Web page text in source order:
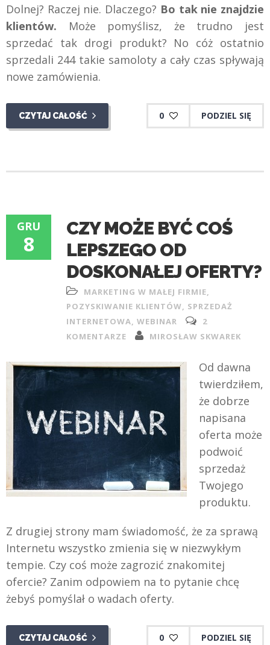
Dolnej? Raczej nie. Dlaczego? Bo tak nie znajdzie
klientów. Może pomyślisz, że trudno jest
sprzedać tak drogi produkt? No cóż ostatnio
sprzedali 244 takie samoloty a cały czas spływają
nowe zamówienia.
CZYTAJ CAŁOŚĆ 0 PODZIEL SIĘ
GRU
8
CZY MOŻE BYĆ COŚ
LEPSZEGO OD
DOSKONAŁEJ OFERTY?
MARKETING W MAŁEJ FIRMIE,
POZYSKIWANIE KLIENTÓW, SPRZEDAŻ
INTERNETOWA, WEBINAR
2
KOMENTARZE
MIROSŁAW SKWAREK
Od dawna
twierdziłem,
że dobrze
napisana
oferta może
podwoić
sprzedaż
Twojego
produktu.
Z drugiej strony mam świadomość, że za sprawą
Internetu wszystko zmienia się w niezwykłym
tempie. Czy coś może zagrozić znakomitej
ofercie? Zanim odpowiem na to pytanie chcę
żebyś pomyślał o wadach oferty.
CZYTAJ CAŁOŚĆ 0 PODZIEL SIĘ